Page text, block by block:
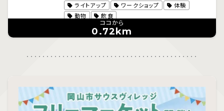
ココから
0.72km
ライトアップ
ワークショップ
体験
動物
飲食